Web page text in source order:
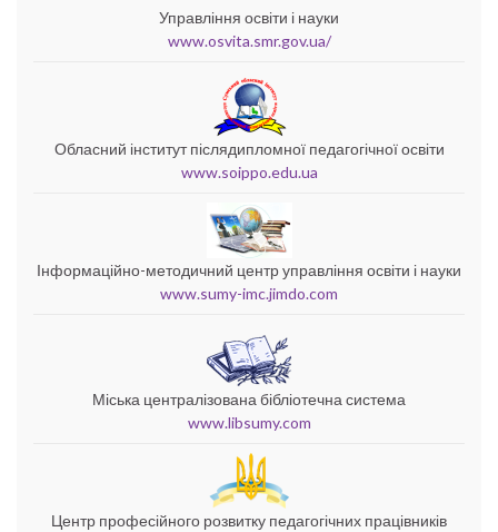
Управління освіти і науки
www.osvita.smr.gov.ua/
Обласний інститут післядипломної педагогічної освіти
www.soippo.edu.ua
Інформаційно-методичний центр управління освіти і науки
www.sumy-imc.jimdo.com
Міська централізована бібліотечна система
www.libsumy.com
Центр професійного розвитку педагогічних працівників